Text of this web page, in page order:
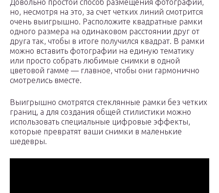
Довольно простой способ размещения фотографий,
но, несмотря на это, за счет четких линий смотрится
очень выигрышно. Расположите квадратные рамки
одного размера на одинаковом расстоянии друг от
друга так, чтобы в итоге получился квадрат. В рамки
можно вставить фотографии на единую тематику
или просто собрать любимые снимки в одной
цветовой гамме — главное, чтобы они гармонично
смотрелись вместе.
Выигрышно смотрятся стеклянные рамки без четких
границ, а для создания общей стилистики можно
использовать специальные цифровые эффекты,
которые превратят ваши снимки в маленькие
шедевры.